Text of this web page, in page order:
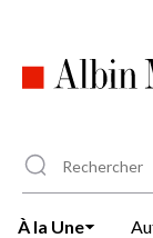
principal
À la Une